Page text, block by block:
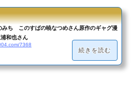
みち このすばの暁なつめさん原作のギャグ漫
和也さん
7368
続きを読む